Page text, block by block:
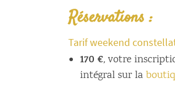
Réservations :
Tarif weekend
170 €,votre
intégral sur la